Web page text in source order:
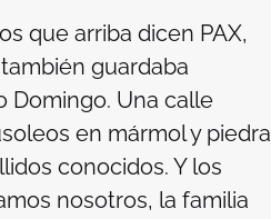
que arriba dicen PAX,
guardaba
Domingo. Una calle
en mármol y piedra
conocidos. Y los
nosotros, la familia